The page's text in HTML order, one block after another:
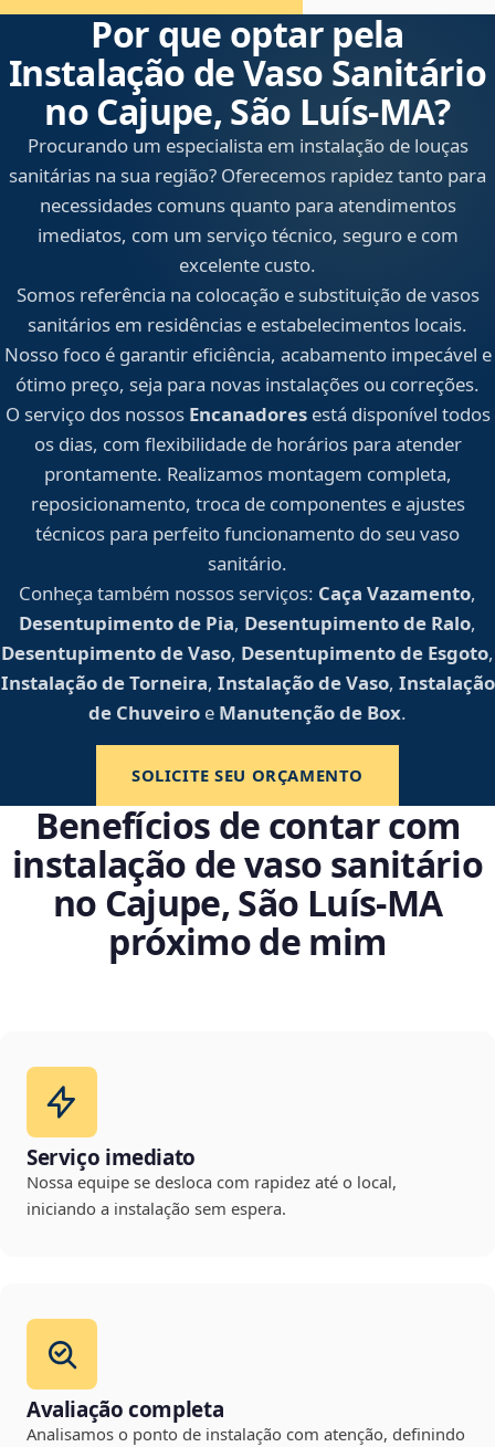
Por que optar pela
Instalação de Vaso Sanitário
no Cajupe, São Luís‑MA?
Procurando um especialista em instalação de louças
sanitárias na sua região? Oferecemos rapidez tanto para
necessidades comuns quanto para atendimentos
imediatos, com um serviço técnico, seguro e com
excelente custo.
Somos referência na colocação e substituição de vasos
sanitários em residências e estabelecimentos locais.
Nosso foco é garantir eficiência, acabamento impecável e
ótimo preço, seja para novas instalações ou correções.
O serviço dos nossos Encanadoresestá disponível todos
os dias, com flexibilidade de horários para atender
prontamente. Realizamos montagem completa,
reposicionamento, troca de componentes e ajustes
técnicos para perfeito funcionamento do seu vaso
sanitário.
Conheça também nossos serviços: Caça Vazamento,
Desentupimento de Pia, Desentupimento de Ralo,
Desentupimento de Vaso, Desentupimento de Esgoto,
Instalação de Torneira, Instalação de Vaso, Instalação
de Chuveiro e Manutenção de Box.
SOLICITE SEU ORÇAMENTO
Benefícios de contar com
instalação de vaso sanitário
no Cajupe, São Luís‑MA
próximo de mim
Serviço imediato
Nossa equipe se desloca com rapidez até o local,
iniciando a instalação sem espera.
Avaliação completa
Analisamos o ponto de instalação com atenção, definindo